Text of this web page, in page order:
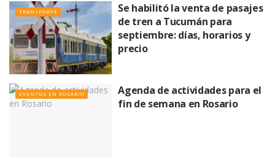
TRANSPORTE
Se habilitó la venta de pasajes
de tren a Tucumán para
septiembre: días, horarios y
precio
EVENTOS EN ROSARIO
Agenda de actividades para el
fin de semana en Rosario